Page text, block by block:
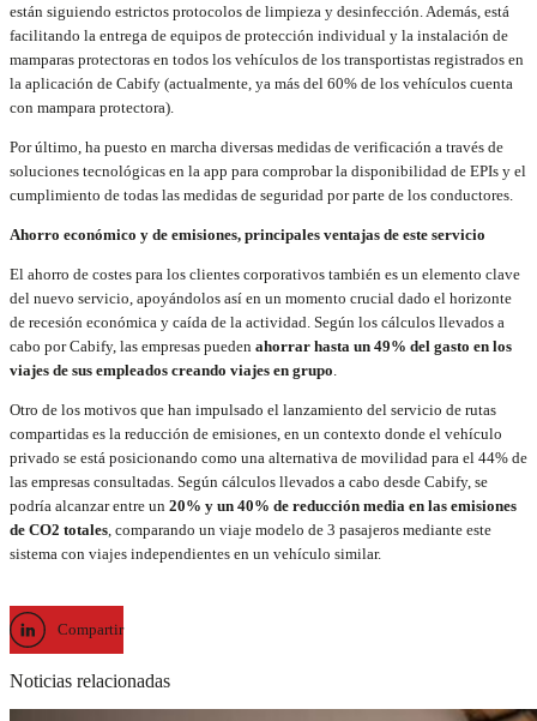
están siguiendo estrictos protocolos de limpieza y desinfección. Además, está
facilitando la entrega de equipos de protección individual y la instalación de
mamparas protectoras en todos los vehículos de los transportistas registrados en
la aplicación de Cabify (actualmente, ya más del 60% de los vehículos cuenta
con mampara protectora).
Por último, ha puesto en marcha diversas medidas de verificación a través de
soluciones tecnológicas en la app para comprobar la disponibilidad de EPIs y el
cumplimiento de todas las medidas de seguridad por parte de los conductores.
Ahorro económico y de emisiones, principales ventajas de este servicio
El ahorro de costes para los clientes corporativos también es un elemento clave
del nuevo servicio, apoyándolos así en un momento crucial dado el horizonte
de recesión económica y caída de la actividad. Según los cálculos llevados a
cabo por Cabify, las empresas pueden ahorrar hasta un 49% del gasto en los
viajes de sus empleados creando viajes en grupo
Otro de los motivos que han impulsado el lanzamiento del servicio de rutas
compartidas es la reducción de emisiones, en un contexto donde el vehículo
privado se está posicionando como una alternativa de movilidad para el 44% de
las empresas consultadas. Según cálculos llevados a cabo desde Cabify, se
podría alcanzar entre un 20% y un 40% de reducción media en las emisiones
de CO2 totales , comparando un viaje modelo de 3 pasajeros mediante este
sistema con viajes independientes en un vehículo similar.
Compartir
Noticias relacionadas